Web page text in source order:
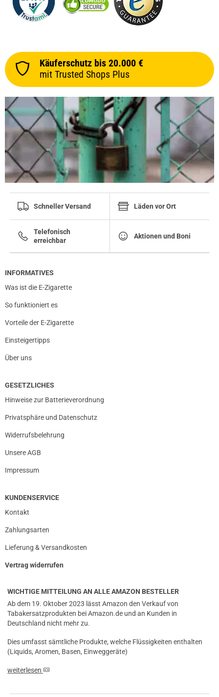
Käuferschutz bis 20.000 €
mit Trusted Shops Plus
Schneller Versand Läden vor Ort
Telefonisch
erreichbar
Aktionen und Boni
INFORMATIVES
Was ist die E-Zigarette
So funktioniert es
Vorteile der E-Zigarette
Einsteigertipps
Über uns
GESETZLICHES
Hinweise zur Batterieverordnung
Privatsphäre und Datenschutz
Widerrufsbelehrung
Unsere AGB
Impressum
KUNDENSERVICE
Kontakt
Zahlungsarten
Lieferung & Versandkosten
Vertrag widerrufen
WICHTIGE MITTEILUNG AN ALLE AMAZON BESTELLER
Ab dem 19. Oktober 2023 lässt Amazon den Verkauf von
Tabakersatzprodukten bei Amazon.de und an Kunden in
Deutschland nicht mehr zu.
Dies umfasst sämtliche Produkte, welche Flüssigkeiten enthalten
(Liquids, Aromen, Basen, Einweggeräte)
weiterlesen